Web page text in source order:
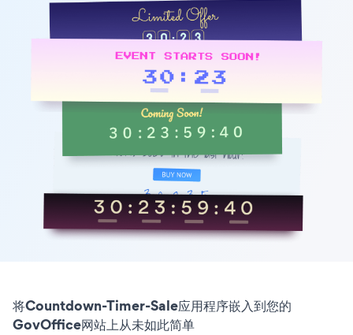
将Countdown-Timer-Sale应用程序嵌入到您的
GovOffice网站上从未如此简单